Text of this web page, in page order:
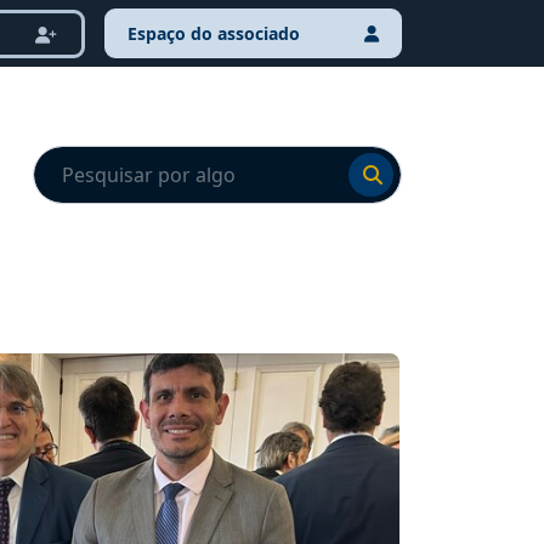
Espaço do associado
Ir para o resultado
Ir para o resultado